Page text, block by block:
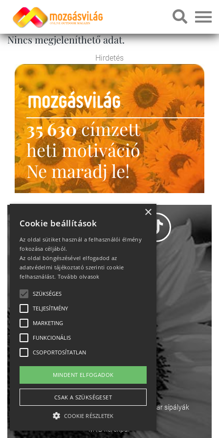
Nincs megjeleníthető adat.
Hirdetés
35 630címzett
heti motiváció
Ne maradj le!
Adatvédelem
Impresszum-kapcsolat
English
Ebike Osztrák sípályák Magyar sípályák
MTB kerékpár
×
Cookie beállítások
Az oldal sütiket használ a felhasználói élmény
fokozása céljából.
Az oldal böngészésével elfogadod az
adatvédelmi tájékoztató szerinti cookie
felhasználást. Tovább olvasok
SZÜKSÉGES
TELJESÍTMÉNY
MARKETING
FUNKCIONÁLIS
CSOPORTOSÍTATLAN
MINDENT ELFOGADOK
CSAK A SZÜKSÉGESET
COOKIE RÉSZLETEK